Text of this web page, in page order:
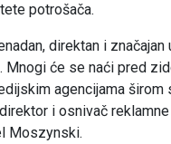
potrošača.
direktan i značajan
Mnogi će se naći pred
agencijama širom
i osnivač
Moszynski.